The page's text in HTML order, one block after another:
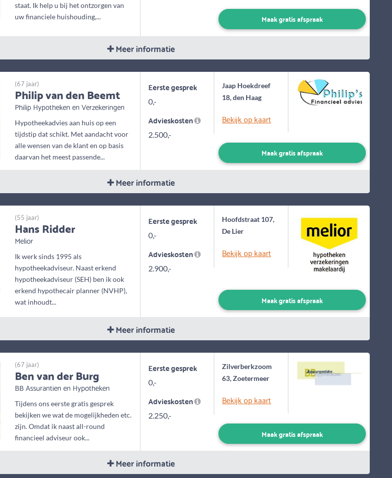
staat. Ik help u bij het ontzorgen van
uw financiele huishouding,...
Maak gratis afspraak
Meer informatie
(67 jaar)
Philip van den Beemt
Philip Hypotheken en Verzekeringen
Hypotheekadvies aan huis op een
tijdstip dat schikt. Met aandacht voor
alle wensen van de klant en op basis
daarvan het meest passende...
Eerste gesprek
0,-
Advieskosten
2.500,-
Jaap Hoekdreef
18, den Haag
Bekijk op kaart
Maak gratis afspraak
Meer informatie
(55 jaar)
Hans Ridder
Melior
Ik werk sinds 1995 als
hypotheekadviseur. Naast erkend
hypotheekadviseur (SEH) ben ik ook
erkend hypothecair planner (NVHP),
wat inhoudt...
Eerste gesprek
0,-
Advieskosten
2.900,-
Hoofdstraat 107,
De Lier
Bekijk op kaart
Maak gratis afspraak
Meer informatie
(67 jaar)
Ben van der Burg
BB Assurantien en Hypotheken
Tijdens ons eerste gratis gesprek
bekijken we wat de mogelijkheden etc.
zijn. Omdat ik naast all-round
financieel adviseur ook...
Eerste gesprek
0,-
Advieskosten
2.250,-
Zilverberkzoom
63, Zoetermeer
Bekijk op kaart
Maak gratis afspraak
Meer informatie